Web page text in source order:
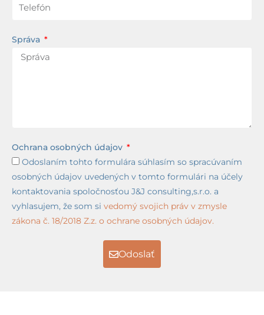
Správa
Ochrana osobných údajov
Odoslaním tohto formulára súhlasím so spracúvaním
osobných údajov uvedených v tomto formulári na účely
kontaktovania spoločnosťou J&J consulting,s.r.o. a
vyhlasujem, že som si vedomý svojich práv v zmysle
zákona č. 18/2018 Z.z. o ochrane osobných údajov.
Odoslať